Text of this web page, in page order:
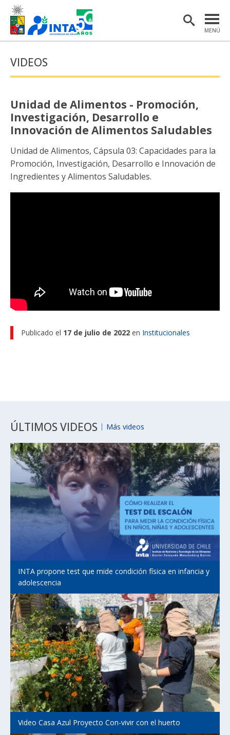
MENÚ
INSTITUTO
INVESTIGACIÓN
EXTENSIÓN Y COMUNICACIONES
MATERIAL DE INTERÉS
ENGLISH
VIDEOS
Unidad de Alimentos - Promoción,
Investigación, Desarrollo e
Innovación de Alimentos Saludables
Unidad de Alimentos, Cápsula 03: Capacidades para la
Promoción, Investigación, Desarrollo e Innovación de
Ingredientes y Alimentos Saludables.
Publicado el 17 de julio de 2022 en Institucionales
ÚLTIMOS VIDEOS Más videos
INTA propone test que mide condición física en infancia y
adolescencia
Video Casa Azul Proyecto Con-vivir con el huerto